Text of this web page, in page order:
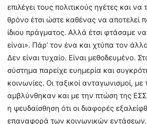
επιλέγει τους πολιτικούς ηγέτες και να
θρόνο έτσι ώστε καθένας να αποτελεί
ίδιου πράγματος. Αλλά έτσι φτάσαμε να
είναι». Πάρ’ τον ένα και χτύπα τον
Δεν είναι τυχαίο. Είναι μεθοδευμένο.
σύστημα παρείχε ευημερία και
κοινωνίες. Οι ταξικοί ανταγωνισμοί, με
αμβλύνθηκαν και με την πτώση της
η ψευδαίσθηση ότι οι διαφορές
επαναφορά των κοινωνικών